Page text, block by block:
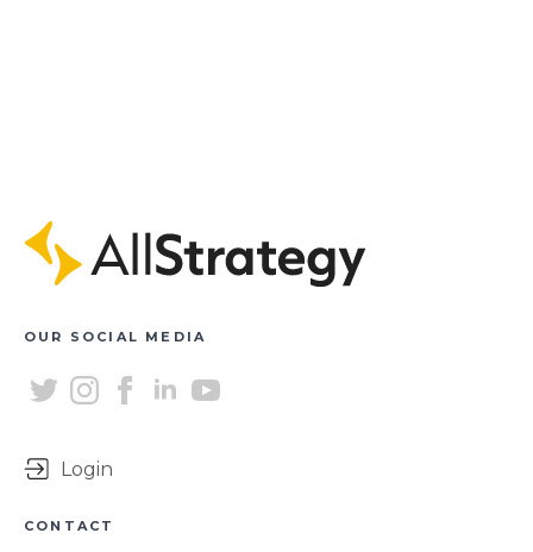
OUR SOCIAL MEDIA
Login
CONTACT